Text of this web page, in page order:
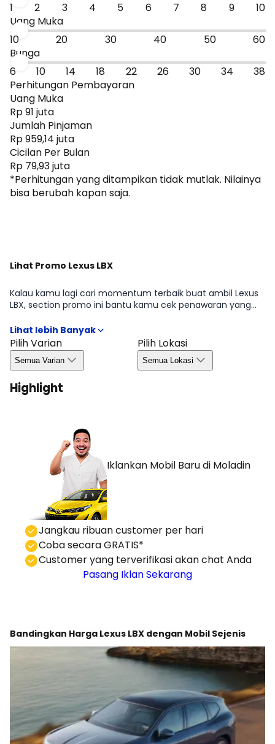
1
2 3 4 5 6 7 8 9
10
Uang Muka
10
20 30 40 50
60
Bunga
6
10 14 18 22 26 30 34
38
Perhitungan Pembayaran
Uang Muka
Rp 91 juta
Jumlah Pinjaman
Rp 959,14 juta
Cicilan Per Bulan
Rp 79,93 juta
*Perhitungan yang ditampikan tidak mutlak. Nilainya
bisa berubah kapan saja.
Lihat Promo Lexus LBX
Kalau kamu lagi cari momentum terbaik buat ambil Lexus
LBX, section promo ini bantu kamu cek penawaran yang
untuk pembelian, kemudahan kredit, hingga bonus yang
biasanya bergantung pada wilayah dan ketersediaan.
Dengan begitu, kamu bisa ambil keputusan lebih efisien
tanpa melewatkan peluang promo yang relevan di Agustus
2026.
Pilih Varian
Semua Varian
Pilih Lokasi
Semua Lokasi
Highlight
Iklankan Mobil Barudi Moladin
⁠Jangkau ribuan customer per hari
Coba secara GRATIS*
⁠⁠Customer yang terverifikasi akan chat Anda
Pasang Iklan Sekarang
Bandingkan Harga Lexus LBX dengan Mobil Sejenis